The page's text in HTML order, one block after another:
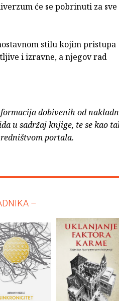
će se pobrinuti za sve
stilu kojim pristupa
i izravne, a njegov rad
dobivenih od
u sadržaj knjige, te se kao
portala.
–